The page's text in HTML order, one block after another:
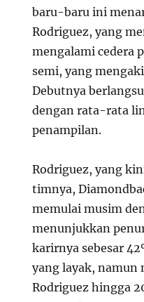
baru-baru ini
Rodriguez, yang
mengalami cedera
semi, yang
Debutnya
dengan rata-rata
penampilan.
Rodriguez, yang
timnya,
memulai musim
menunjukkan
karirnya sebesar
yang layak,
Rodriguez hingga